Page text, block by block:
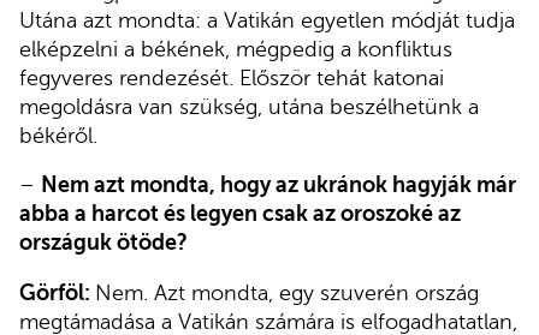
Utána azt mondta: a Vatikán egyetlen módját tudja
elképzelni a békének, mégpedig a konfliktus
fegyveres rendezését. Először tehát katonai
megoldásra van szükség, utána beszélhetünk a
békéről.
– Nem azt mondta, hogy az ukránok hagyják már
abba a harcot és legyen csak az oroszoké az
országuk ötöde?
Görföl: Nem. Azt mondta, egy szuverén ország
megtámadása a Vatikán számára is elfogadhatatlan,